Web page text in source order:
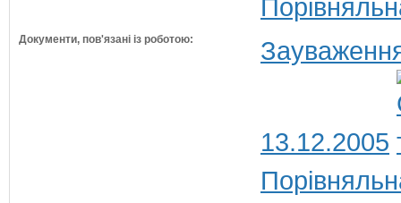
Документи, пов'язані із роботою:
13.12.2005